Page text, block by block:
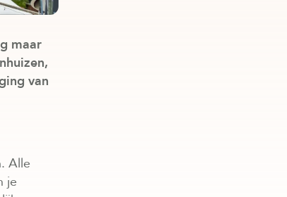
maar
van
Alle
je